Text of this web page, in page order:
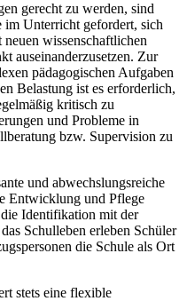
gerecht zu werden, sind
im Unterricht gefordert, sich
wissenschaftlichen
auseinanderzusetzen. Zur
pädagogischen Aufgaben
Belastung ist es erforderlich,
kritisch zu
und Probleme in
bzw. Supervision zu
und abwechslungsreiche
Entwicklung und Pflege
Identifikation mit der
Schulleben erleben Schüler
die Schule als Ort
stets eine flexible